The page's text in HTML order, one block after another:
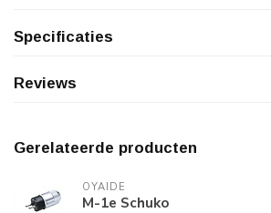
Specificaties
Reviews
Gerelateerde producten
OYAIDE
M-1e Schuko